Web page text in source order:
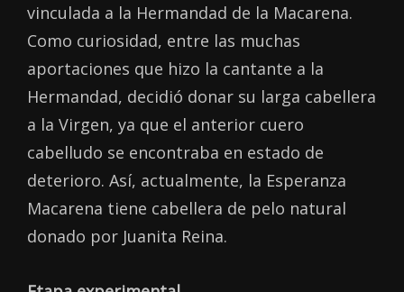
vinculada a la Hermandad de la Macarena.
Como curiosidad, entre las muchas
aportaciones que hizo la cantante a la
Hermandad, decidió donar su larga cabellera
a la Virgen, ya que el anterior cuero
cabelludo se encontraba en estado de
deterioro. Así, actualmente, la Esperanza
Macarena tiene cabellera de pelo natural
donado por Juanita Reina.